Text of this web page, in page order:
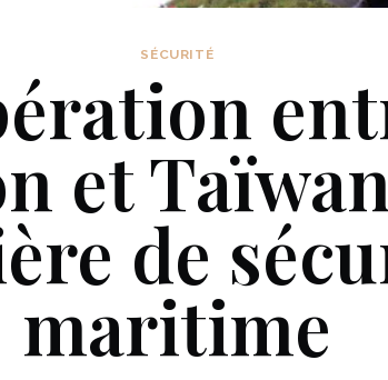
SÉCURITÉ
et
de
maritime